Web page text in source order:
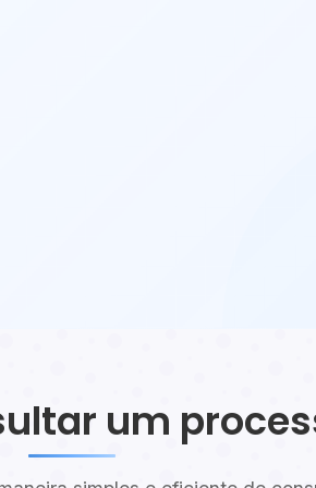
um